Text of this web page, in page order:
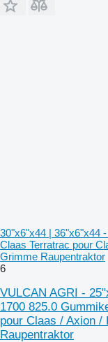
30"x6"x44 | 36"x6"x44
Claas Terratrac pour
Grimme Raupentraktor
6
VULCAN AGRI -
1700 825.0
pour Claas / Axion /
Raupentraktor